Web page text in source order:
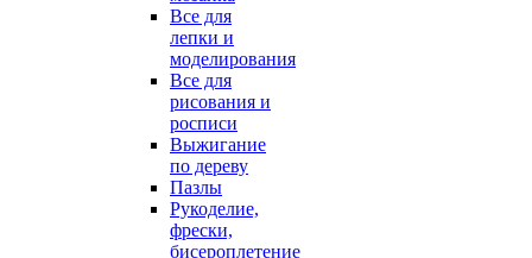
Все для
лепки и
моделирования
Все для
рисования и
росписи
Выжигание
по дереву
Пазлы
Рукоделие,
фрески,
бисероплетение